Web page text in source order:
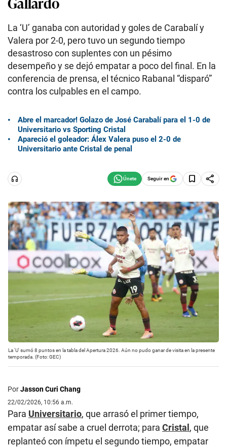
La ‘U’ ganaba con autoridad y goles de Carabalí y
Valera por 2-0, pero tuvo un segundo tiempo
desastroso con suplentes con un pésimo
desempeño y se dejó empatar a poco del final. En la
conferencia de prensa, el técnico Rabanal “disparó”
contra los culpables en el campo.
Abre el marcador! Golazo de José Carabalí para el 1-0 de
Universitario vs Sporting Cristal
Apareció el goleador: Álex Valera puso el 2-0 de
Universitario ante Cristal de penal
Seguir en
La 'U' sumó 8 puntos en la tabla del Apertura 2026. Aún no pudo ganar de visita en la presente
temporada. (Foto: GEC)
PorJasson Curi Chang
22/02/2026, 10:56 a.m.
Para Universitario, que arrasó el primer tiempo,
empatar así sabe a cruel derrota; para Cristal, que
replanteó con ímpetu el segundo tiempo, empatar